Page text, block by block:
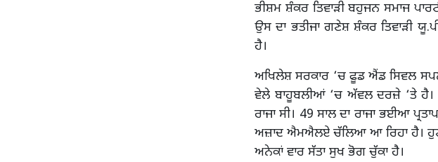
ਭੀਸ਼ਮ ਸ਼ੰਕਰ ਤਿਵਾੜੀ ਬਹੁਜਨ ਸਮਾਜ
ਉਸ ਦਾ ਭਤੀਜਾ ਗਣੇਸ਼ ਸ਼ੰਕਰ ਤਿਵਾੜੀ
ਹੈ।
ਅਖਿਲੇਸ਼ ਸਰਕਾਰ ‘ਚ ਫੂਡ ਐਂਡ ਸਿਵਲ
ਵੇਲੇ ਬਾਹੂਬਲੀਆਂ ‘ਚ ਅੱਵਲ ਦਰਜ਼ੇ ‘ਤੇ ਹੈ।
ਰਾਜਾ ਸੀ। 49 ਸਾਲ ਦਾ ਰਾਜਾ ਭਈਆ
ਅਜ਼ਾਦ ਐਮਐਲਏ ਚੱਲਿਆ ਆ ਰਿਹਾ ਹੈ।
ਅਨੇਕਾਂ ਵਾਰ ਸੱਤਾ ਸੁਖ ਭੋਗ ਚੁੱਕਾ ਹੈ।